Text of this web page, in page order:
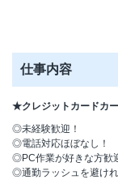
仕事内容
★クレジットカードカ
◎未経験歓迎！
◎電話対応ほぼなし！
◎PC作業が好きな方歓
◎通勤ラッシュを避けれ